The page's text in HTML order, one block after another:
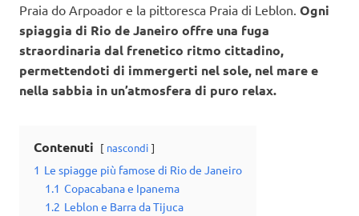
Praia do Arpoador e la pittoresca Praia di Leblon. Ogni
spiaggia di Rio de Janeiro offre una fuga
straordinaria dal frenetico ritmo cittadino,
permettendoti di immergerti nel sole, nel mare e
nella sabbia in un’atmosfera di puro relax.
Contenuti nascondi
1 Le spiagge più famose di Rio de Janeiro
1.1 Copacabana e Ipanema
1.2 Leblon e Barra da Tijuca